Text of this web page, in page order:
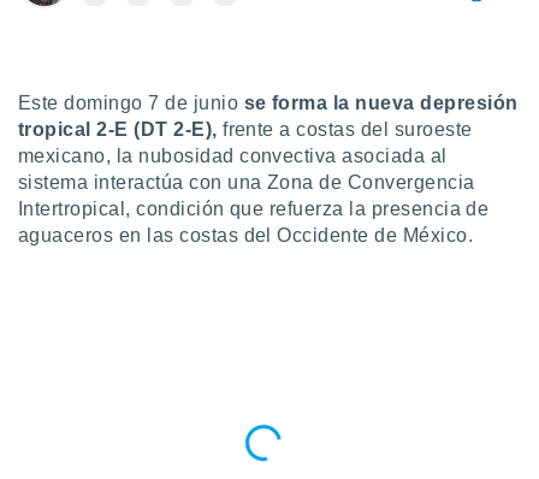
más
nuestra
y
Este domingo 7 de junio se forma la nueva depresión
tropical 2-E (DT 2-E),frente a costas del suroeste
mexicano, la nubosidad convectiva asociada al
sistema interactúa con una Zona de Convergencia
Intertropical, condición que refuerza la presencia de
aguaceros en las costas del Occidente de México.